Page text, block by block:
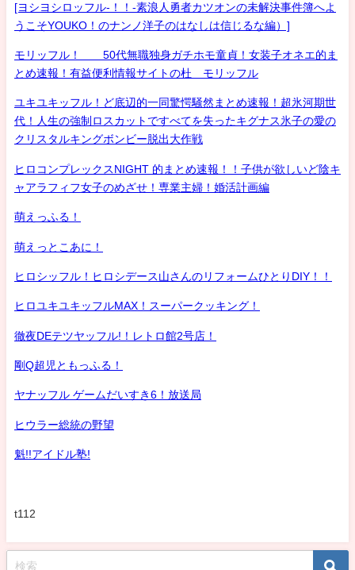
[ヨシヨシロッフル-！！-素浪人勇者カツオンの未解決事件簿へよ
うこそYOUKO！のナンノ洋子のはなしは信じるな編）]
モリッフル！ 50代無職独身ガチホモ童貞！女装子オネエ的ま
とめ速報！有益便利情報サイトの杜 モリッフル
ユキユキッフル！ど底辺的一同驚愕騒然まとめ速報！超氷河期世
代！人生の強制ロスカットですべてを失ったキグナス氷子の愛の
クリスタルキングボンビー脱出大作戦
ヒロコンプレックスNIGHT 的まとめ速報！！子供が欲しいど陰キ
ャアラフィフ女子のめざせ！専業主婦！婚活計画編
萌えっふる！
萌えっとこあに！
ヒロシッフル！ヒロシデース山さんのリフォームひとりDIY！！
ヒロユキユキッフルMAX！スーパークッキング！
徹夜DEテツヤッフル!！レトロ館2号店！
剛Q超児ともっふる！
ヤナッフル ゲームだいすき6！放送局
ヒウラー総統の野望
魁!!アイドル塾!
t112